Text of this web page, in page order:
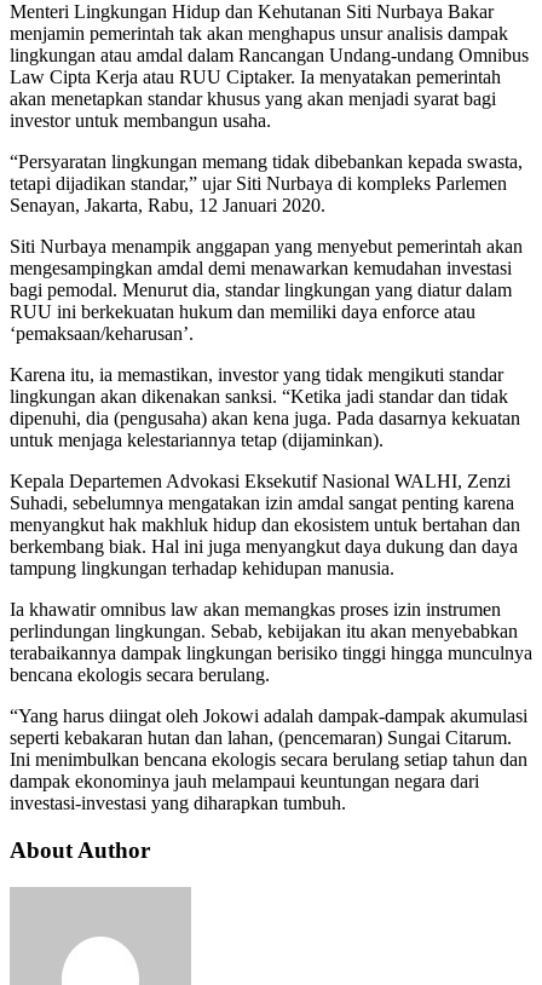
Menteri Lingkungan Hidup dan Kehutanan Siti Nurbaya Bakar
menjamin pemerintah tak akan menghapus unsur analisis dampak
lingkungan atau amdal dalam Rancangan Undang-undang Omnibus
Law Cipta Kerja atau RUU Ciptaker. Ia menyatakan pemerintah
akan menetapkan standar khusus yang akan menjadi syarat bagi
investor untuk membangun usaha.
“Persyaratan lingkungan memang tidak dibebankan kepada swasta,
tetapi dijadikan standar,” ujar Siti Nurbaya di kompleks Parlemen
Senayan, Jakarta, Rabu, 12 Januari 2020.
Siti Nurbaya menampik anggapan yang menyebut pemerintah akan
mengesampingkan amdal demi menawarkan kemudahan investasi
bagi pemodal. Menurut dia, standar lingkungan yang diatur dalam
RUU ini berkekuatan hukum dan memiliki daya enforce atau
‘pemaksaan/keharusan’.
Karena itu, ia memastikan, investor yang tidak mengikuti standar
lingkungan akan dikenakan sanksi. “Ketika jadi standar dan tidak
dipenuhi, dia (pengusaha) akan kena juga. Pada dasarnya kekuatan
untuk menjaga kelestariannya tetap (dijaminkan).
Kepala Departemen Advokasi Eksekutif Nasional WALHI, Zenzi
Suhadi, sebelumnya mengatakan izin amdal sangat penting karena
menyangkut hak makhluk hidup dan ekosistem untuk bertahan dan
berkembang biak. Hal ini juga menyangkut daya dukung dan daya
tampung lingkungan terhadap kehidupan manusia.
Ia khawatir omnibus law akan memangkas proses izin instrumen
perlindungan lingkungan. Sebab, kebijakan itu akan menyebabkan
terabaikannya dampak lingkungan berisiko tinggi hingga munculnya
bencana ekologis secara berulang.
“Yang harus diingat oleh Jokowi adalah dampak-dampak akumulasi
seperti kebakaran hutan dan lahan, (pencemaran) Sungai Citarum.
Ini menimbulkan bencana ekologis secara berulang setiap tahun dan
dampak ekonominya jauh melampaui keuntungan negara dari
investasi-investasi yang diharapkan tumbuh.
About Author